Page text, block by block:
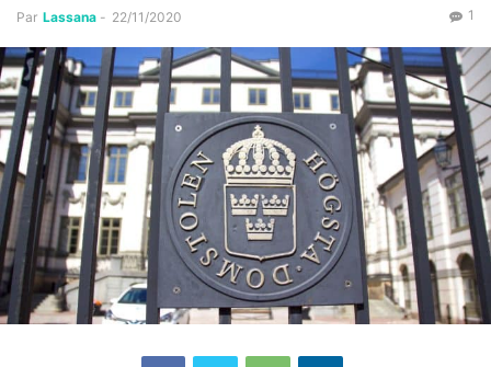
Par Lassana - 22/11/2020 1